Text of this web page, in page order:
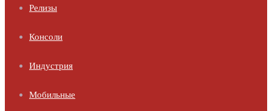
Релизы
Консоли
Индустрия
Мобильные